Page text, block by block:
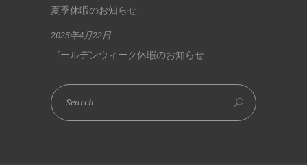
夏季休暇のお知らせ
2025年4月22日
ゴールデンウィーク休暇のお知らせ